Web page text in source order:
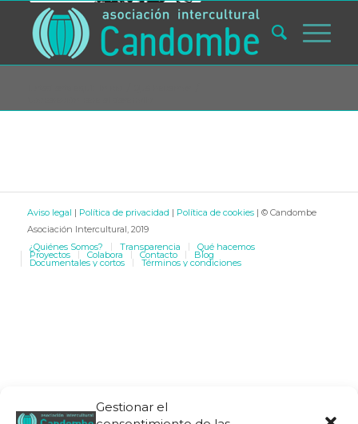
Gestionar el
Aviso legal | Política de privacidad | Política de cookies| © Candombe
Asociación Intercultural, 2019
¿Quiénes Somos?
Transparencia Qué hacemos
Proyectos Colabora Contacto Blog
Documentales y cortos Términos y condiciones